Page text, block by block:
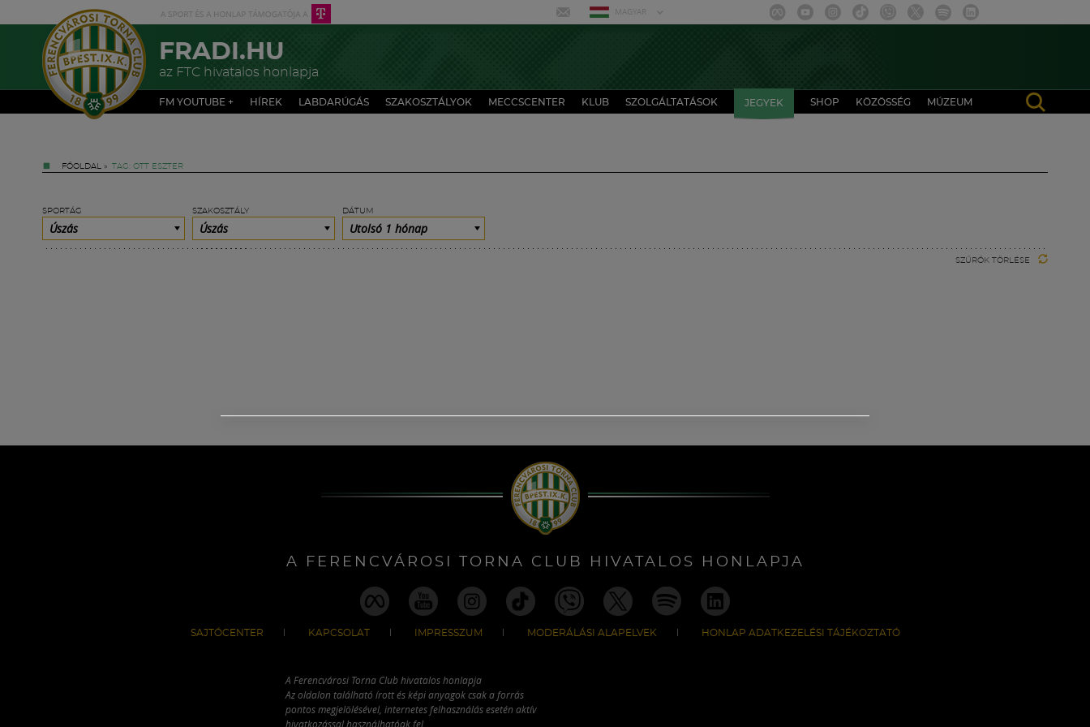
MAGYAR
FRADI.HU
az FTC hivatalos honlapja
FM YOUTUBE + HÍREK LABDARÚGÁS SZAKOSZTÁLYOK MECCSCENTER KLUB SZOLGÁLTATÁSOK JEGYEK SHOP KÖZÖSSÉG MÚZEUM
FŐOLDAL » TAG: OTT ESZTER
SPORTÁG
Úszás
SZAKOSZTÁLY
Úszás
DÁTUM
Utolsó 1 hónap
SZŰRŐK TÖRLÉSE
A FERENCVÁROSI TORNA CLUB HIVATALOS HONLAPJA
SAJTÓCENTER KAPCSOLAT IMPRESSZUM MODERÁLÁSI ALAPELVEK HONLAP ADATKEZELÉSI TÁJÉKOZTATÓ
A Ferencvárosi Torna Club hivatalos honlapja
Az oldalon található írott és képi anyagok csak a forrás
pontos megjelölésével, internetes felhasználás esetén aktív
hivatkozással használhatóak fel.